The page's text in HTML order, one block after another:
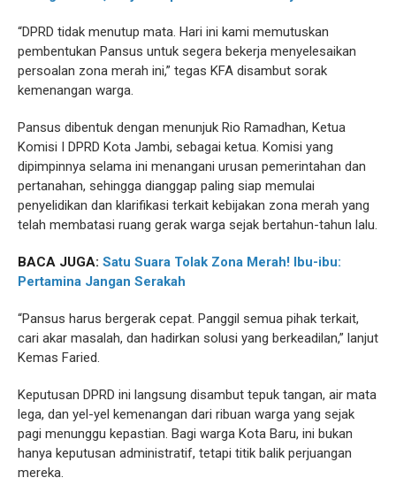
“DPRD tidak menutup mata. Hari ini kami memutuskan
pembentukan Pansus untuk segera bekerja menyelesaikan
persoalan zona merah ini,” tegas KFA disambut sorak
kemenangan warga.
Pansus dibentuk dengan menunjuk Rio Ramadhan, Ketua
Komisi I DPRD Kota Jambi, sebagai ketua. Komisi yang
dipimpinnya selama ini menangani urusan pemerintahan dan
pertanahan, sehingga dianggap paling siap memulai
penyelidikan dan klarifikasi terkait kebijakan zona merah yang
telah membatasi ruang gerak warga sejak bertahun-tahun lalu.
BACA JUGA: Satu Suara Tolak Zona Merah! Ibu-ibu:
Pertamina Jangan Serakah
“Pansus harus bergerak cepat. Panggil semua pihak terkait,
cari akar masalah, dan hadirkan solusi yang berkeadilan,” lanjut
Kemas Faried.
Keputusan DPRD ini langsung disambut tepuk tangan, air mata
lega, dan yel-yel kemenangan dari ribuan warga yang sejak
pagi menunggu kepastian. Bagi warga Kota Baru, ini bukan
hanya keputusan administratif, tetapi titik balik perjuangan
mereka.